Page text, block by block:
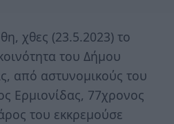
χθες (23.5.2023) το
του Δήμου
από αστυνομικούς του
Ερμιονίδας, 77χρονος
του εκκρεμούσε